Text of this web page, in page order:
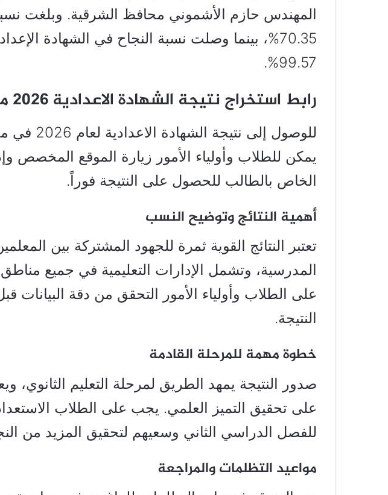
المهندس حازم الأشموني محافظ الشرقية. وبلغت
70.35%، بينما وصلت نسبة النجاح في الشهادة
99.57%.
رابط استخراج نتيجة الشهادة الاعدادية 2026 محافظة الشرقية
للوصول إلى
يمكن للطلاب وأولياء الأمور زيارة الموقع المخصص
الخاص بالطالب للحصول على النتيجة فوراً.
أهمية النتائج وتوضيح النسب
تعتبر النتائج القوية ثمرة للجهود المشتركة بين
المدرسية، وتشمل الإدارات التعليمية في جميع
على الطلاب وأولياء الأمور التحقق من دقة البيانات
النتيجة.
خطوة مهمة للمرحلة القادمة
صدور النتيجة يمهد الطريق لمرحلة التعليم
على تحقيق التميز العلمي. يجب على الطلاب
للفصل الدراسي الثاني وسعيهم لتحقيق المزيد من
مواعيد التظلمات والمراجعة